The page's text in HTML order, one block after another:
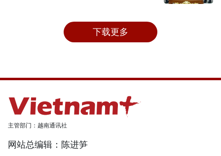
下载更多
主管部门：越南通讯社
网站总编辑：陈进笋